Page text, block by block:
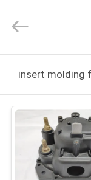
SOBRE
NOSOTROS
Rights
by
insert molding